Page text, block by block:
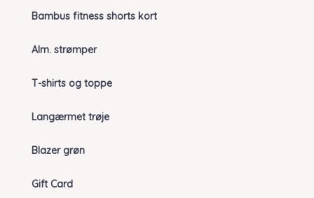
Bambus fitness shorts kort
Alm. strømper
T-shirts og toppe
Langærmet trøje
Blazer grøn
Gift Card